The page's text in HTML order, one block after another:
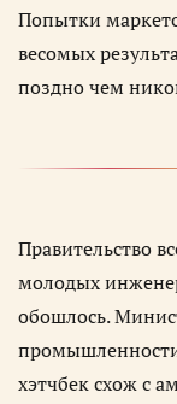
Попытки
весомых
поздно чем
Правительство
молодых
обошлось.
хэтчбек схож с